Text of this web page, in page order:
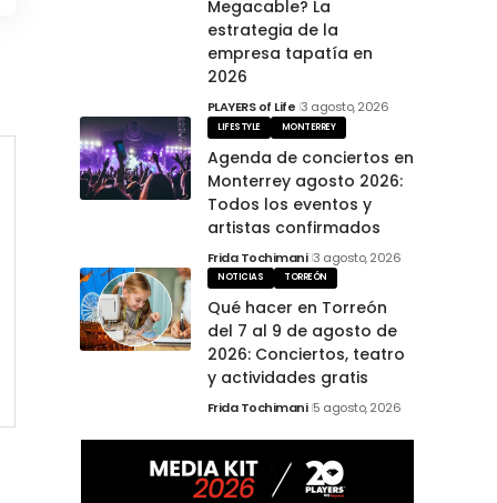
Megacable? La
estrategia de la
empresa tapatía en
2026
PLAYERS of Life 3 agosto, 2026
LIFESTYLE MONTERREY
Agenda de conciertos en
Monterrey agosto 2026:
Todos los eventos y
artistas confirmados
Frida Tochimani 3 agosto, 2026
NOTICIAS TORREÓN
Qué hacer en Torreón
del 7 al 9 de agosto de
2026: Conciertos, teatro
y actividades gratis
Frida Tochimani 5 agosto, 2026